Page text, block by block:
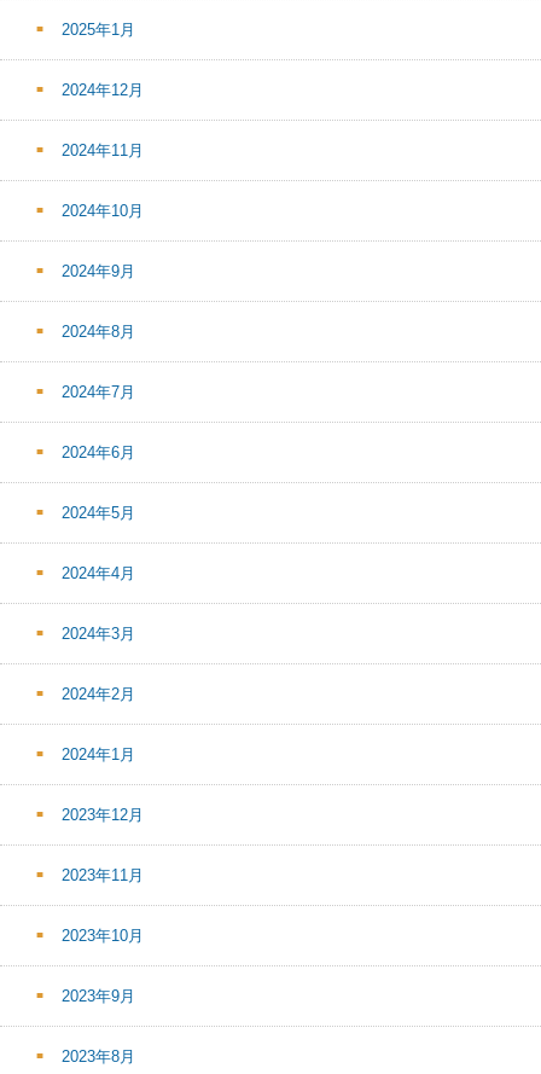
2025年1月
2024年12月
2024年11月
2024年10月
2024年9月
2024年8月
2024年7月
2024年6月
2024年5月
2024年4月
2024年3月
2024年2月
2024年1月
2023年12月
2023年11月
2023年10月
2023年9月
2023年8月